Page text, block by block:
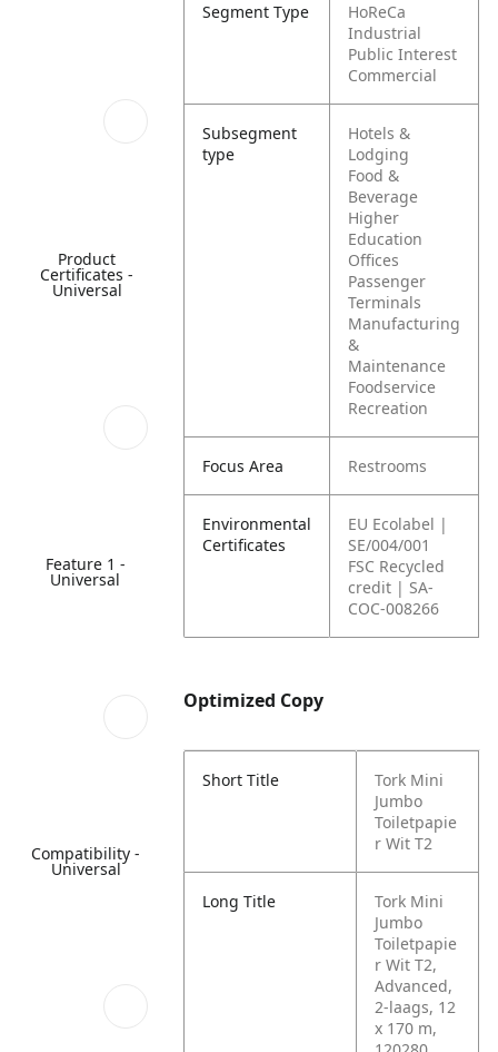
Product
Certificates -
Universal
Feature 1 -
Universal
Compatibility -
Universal
Segment Type
HoReCa
Industrial
Public Interest
Commercial
Subsegment
type
Hotels &
Lodging
Food &
Beverage
Higher
Education
Offices
Passenger
Terminals
Manufacturing
&
Maintenance
Foodservice
Recreation
Focus Area Restrooms
Environmental
Certificates
EU Ecolabel |
SE/004/001
FSC Recycled
credit | SA-
COC-008266
Optimized Copy
Short Title
Tork Mini
Jumbo
Toiletpapie
r Wit T2
Long Title
Tork Mini
Jumbo
Toiletpapie
r Wit T2,
Advanced,
2-laags, 12
x 170 m,